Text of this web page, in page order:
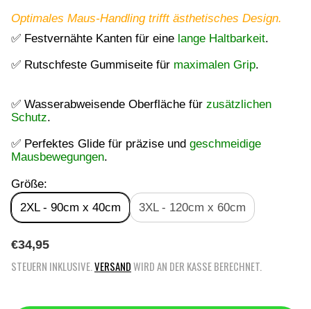
Optimales Maus-Handling trifft ästhetisches Design.
✅ Festvernähte Kanten für eine lange Haltbarkeit.
✅ Rutschfeste Gummiseite für maximalen Grip.
✅ Wasserabweisende Oberfläche für zusätzlichen
Schutz.
✅ Perfektes Glide für präzise und geschmeidige
Mausbewegungen.
Größe:
2XL - 90cm x 40cm
3XL - 120cm x 60cm
R
G
€34,95
STEUERN INKLUSIVE. VERSANDWIRD AN DER KASSE BERECHNET.